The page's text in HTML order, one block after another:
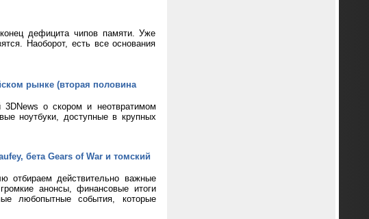
дефицита чипов памяти. Уже
Наоборот, есть все основания
рынке (вторая половина
о скором и неотвратимом
ноутбуки, доступные в крупных
бета Gears of War и томский
действительно важные
анонсы, финансовые итоги
любопытные события, которые